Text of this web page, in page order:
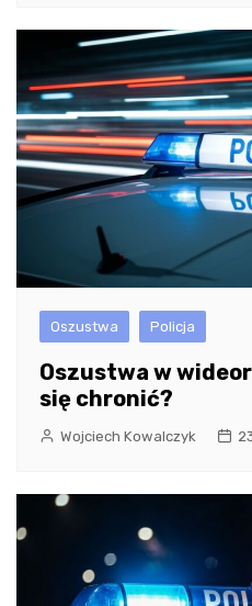
Oszustwa Policja
Oszustwa w
się chronić?
Wojciech Kowalczyk